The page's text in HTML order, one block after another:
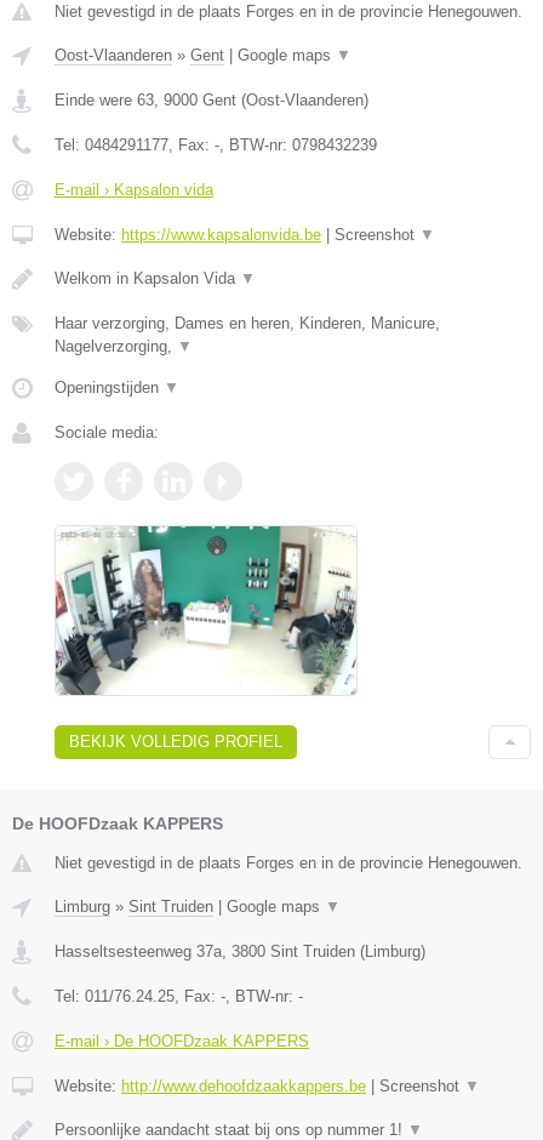
Niet gevestigd in de plaats Forges en in de provincie Henegouwen.
Oost-Vlaanderen » Gent | Google maps ▼
Einde were 63 9000 Gent (Oost-Vlaanderen)
Tel: 0484291177 , Fax: - , BTW-nr: 0798432239
E-mail › Kapsalon vida
Website: https://www.kapsalonvida.be | Screenshot ▼
Welkom in Kapsalon Vida ▼
Haar verzorging, Dames en heren, Kinderen, Manicure,
Nagelverzorging,
▼
Openingstijden ▼
Sociale media:
BEKIJK VOLLEDIG PROFIEL
De HOOFDzaak KAPPERS
Niet gevestigd in de plaats Forges en in de provincie Henegouwen.
Limburg » Sint Truiden | Google maps ▼
Hasseltsesteenweg 37a 3800 Sint Truiden (Limburg)
Tel: 011/76.24.25 , Fax: - , BTW-nr: -
E-mail › De HOOFDzaak KAPPERS
Website: http://www.dehoofdzaakkappers.be | Screenshot ▼
Persoonlijke aandacht staat bij ons op nummer 1! ▼